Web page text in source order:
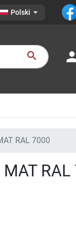
Polski 
search
RAL 7000
MAT